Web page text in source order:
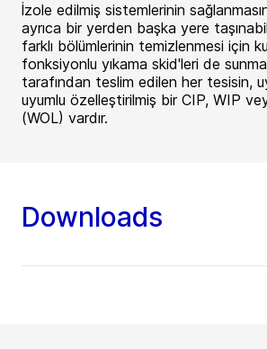
İzole edilmiş sistemlerinin
ayrıca bir yerden başka yere
farklı bölümlerinin temizlenmesi için
fonksiyonlu yıkama skid'leri de
tarafından teslim edilen her tesisin,
uyumlu özelleştirilmiş bir CIP, WIP
(WOL) vardır.
Downloads